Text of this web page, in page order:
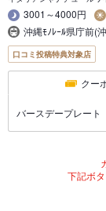
3001～4000円
沖縄ﾓﾉﾚｰﾙ県庁前(
口コミ投稿特典対象店
クー
バースデープレー
下記ボ